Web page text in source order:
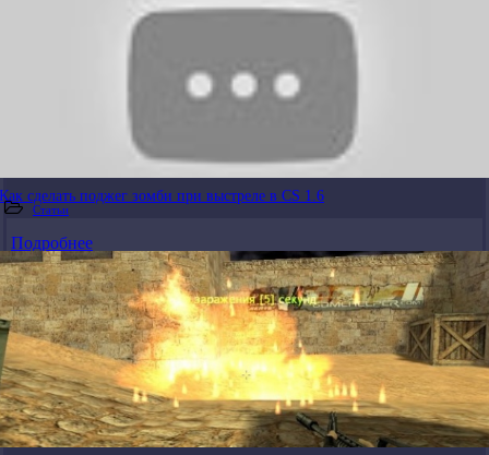
Как сделать поджег зомби при выстреле в CS 1.6
Статьи
Подробнее